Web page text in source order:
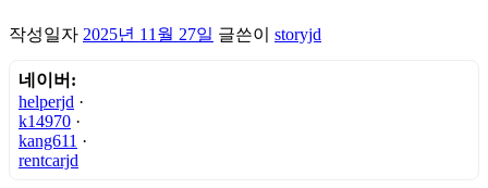
작성일자 2025년 11월 27일 글쓴이 storyjd
네이버:
helperjd ·
k14970 ·
kang611 ·
rentcarjd